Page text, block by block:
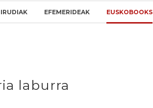
EFEMERIDEAK EUSKOBOOKS
laburra